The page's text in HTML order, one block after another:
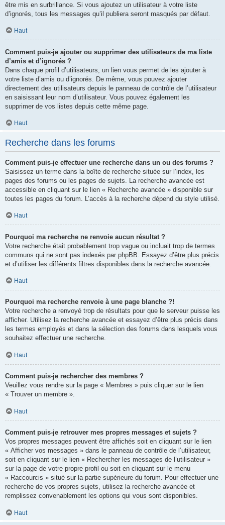
être mis en surbrillance. Si vous ajoutez un utilisateur à votre liste
d’ignorés, tous les messages qu’il publiera seront masqués par défaut.
Haut
Comment puis-je ajouter ou supprimer des utilisateurs de ma liste
d’amis et d’ignorés ?
Dans chaque profil d’utilisateurs, un lien vous permet de les ajouter à
votre liste d’amis ou d’ignorés. De même, vous pouvez ajouter
directement des utilisateurs depuis le panneau de contrôle de l’utilisateur
en saisissant leur nom d’utilisateur. Vous pouvez également les
supprimer de vos listes depuis cette même page.
Haut
Recherche dans les forums
Comment puis-je effectuer une recherche dans un ou des forums ?
Saisissez un terme dans la boîte de recherche située sur l’index, les
pages des forums ou les pages de sujets. La recherche avancée est
accessible en cliquant sur le lien « Recherche avancée » disponible sur
toutes les pages du forum. L’accès à la recherche dépend du style utilisé.
Haut
Pourquoi ma recherche ne renvoie aucun résultat ?
Votre recherche était probablement trop vague ou incluait trop de termes
communs qui ne sont pas indexés par phpBB. Essayez d’être plus précis
et d’utiliser les différents filtres disponibles dans la recherche avancée.
Haut
Pourquoi ma recherche renvoie à une page blanche ?!
Votre recherche a renvoyé trop de résultats pour que le serveur puisse les
afficher. Utilisez la recherche avancée et essayez d’être plus précis dans
les termes employés et dans la sélection des forums dans lesquels vous
souhaitez effectuer une recherche.
Haut
Comment puis-je rechercher des membres ?
Veuillez vous rendre sur la page « Membres » puis cliquer sur le lien
« Trouver un membre ».
Haut
Comment puis-je retrouver mes propres messages et sujets ?
Vos propres messages peuvent être affichés soit en cliquant sur le lien
« Afficher vos messages » dans le panneau de contrôle de l’utilisateur,
soit en cliquant sur le lien « Rechercher les messages de l’utilisateur »
sur la page de votre propre profil ou soit en cliquant sur le menu
« Raccourcis » situé sur la partie supérieure du forum. Pour effectuer une
recherche de vos propres sujets, utilisez la recherche avancée et
remplissez convenablement les options qui vous sont disponibles.
Haut